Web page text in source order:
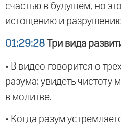
счастью в будущем, но
истощению и
01:29:28 Три вида
• В видео говорится о
разума: увидеть чистоту
в молитве.
• Когда разум